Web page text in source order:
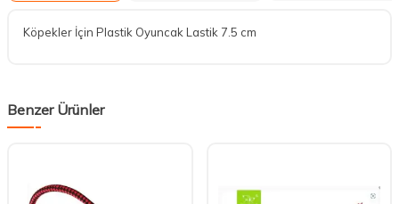
Köpekler İçin Plastik Oyuncak Lastik 7.5 cm
Benzer Ürünler